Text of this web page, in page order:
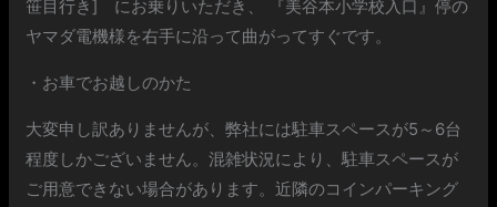
笹目行き] にお乗りいただき、 『美谷本小学校入口』停の
ヤマダ電機様を右手に沿って曲がってすぐです。
・お車でお越しのかた
大変申し訳ありませんが、弊社には駐車スペースが5～6台
程度しかございません。混雑状況により、駐車スペースが
ご用意できない場合があります。近隣のコインパーキング